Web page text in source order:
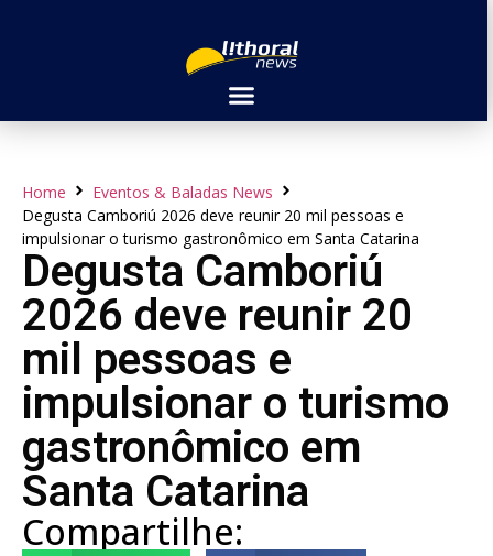
Home
Eventos & Baladas News
Degusta Camboriú 2026 deve reunir 20 mil pessoas e
impulsionar o turismo gastronômico em Santa Catarina
Degusta Camboriú
2026 deve reunir 20
mil pessoas e
impulsionar o turismo
gastronômico em
Santa Catarina
Compartilhe: